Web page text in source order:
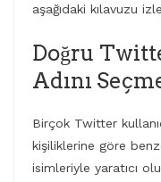
aşağıdaki kılavuzu
Doğru
Adını
Birçok Twitter
kişiliklerine göre
isimleriyle yaratıcı